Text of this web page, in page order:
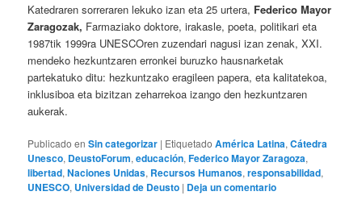
Katedraren sorreraren lekuko izan eta 25 urtera, Federico Mayor
Zaragozak, Farmaziako doktore, irakasle, poeta, politikari eta
1987tik 1999ra UNESCOren zuzendari nagusi izan zenak, XXI.
mendeko hezkuntzaren erronkei buruzko hausnarketak
partekatuko ditu: hezkuntzako eragileen papera, eta kalitatekoa,
inklusiboa eta bizitzan zeharrekoa izango den hezkuntzaren
aukerak.
Publicado en Sin categorizar | Etiquetado América Latina,Cátedra
Unesco, DeustoForum,educación,Federico Mayor Zaragoza,
libertad,Naciones Unidas, Recursos Humanos,responsabilidad,
UNESCO, Universidad de Deusto | Deja un comentario